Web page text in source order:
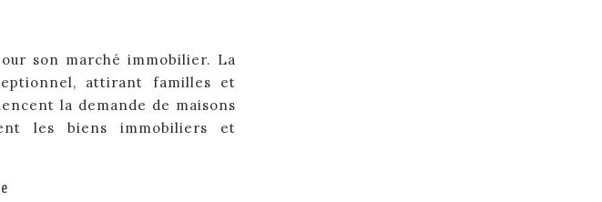
son marché immobilier. La
attirant familles et
la demande de maisons
les biens immobiliers et